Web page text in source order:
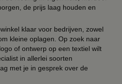
de prijs laag houden en
klaar voor bedrijven, zowel
kleine oplagen. Op zoek naar
of ontwerp op een textiel wilt
in allerlei soorten
met je in gesprek over de